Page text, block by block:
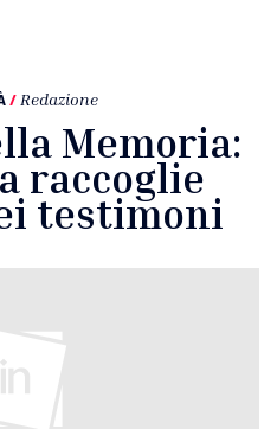
/ Redazione
Memoria:
raccoglie
testimoni